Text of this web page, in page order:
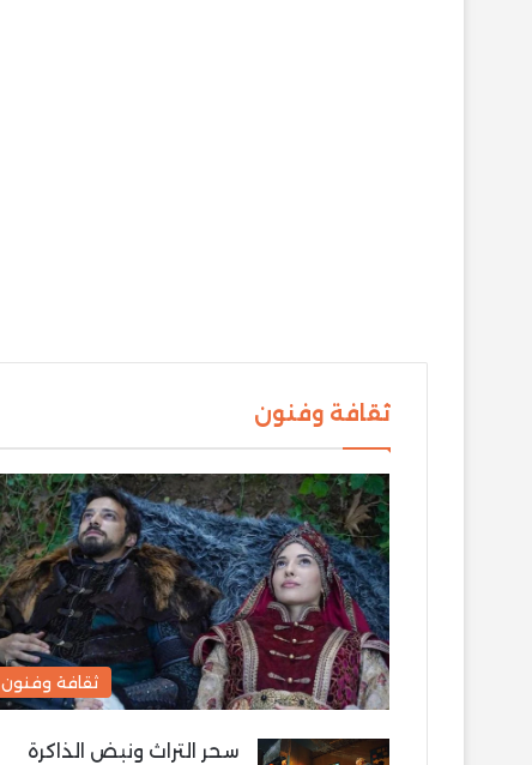
ثقافة وفنون
ثقافة وفنون
سحر التراث ونبض الذاكرة